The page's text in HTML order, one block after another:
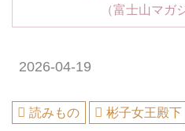
（富士山マガ
2026-04-19
読みもの 彬子女王殿下